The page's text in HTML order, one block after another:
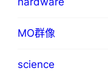
MO群像
science